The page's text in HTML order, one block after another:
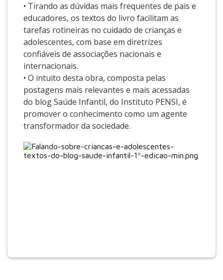
• Tirando as dúvidas mais frequentes de pais e
educadores, os textos do livro facilitam as
tarefas rotineiras no cuidado de crianças e
adolescentes, com base em diretrizes
confiáveis de associações nacionais e
internacionais.
• O intuito desta obra, composta pelas
postagens mais relevantes e mais acessadas
do blog Saúde Infantil, do Instituto PENSI, é
promover o conhecimento como um agente
transformador da sociedade.